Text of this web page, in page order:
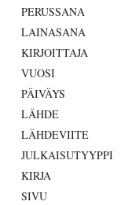
PERUSSANA
LAINASANA
KIRJOITTAJA
VUOSI
PÄIVÄYS
LÄHDE
LÄHDEVIITE
JULKAISUTYYPPI
KIRJA
SIVU